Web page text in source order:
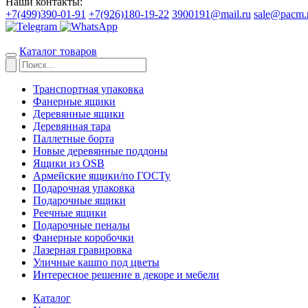
+7(499)390-01-91 +7(926)180-19-22 3900191@mail.ru
Каталог товаров
Транспортная упаковка
Фанерные ящики
Деревянные ящики
Деревянная тара
Паллетные борта
Новые деревянные поддоны
Ящики из OSB
Армейские ящики/по ГОСТу
Подарочная упаковка
Подарочные ящики
Реечные ящики
Подарочные пеналы
Фанерные коробочки
Лазерная гравировка
Уличные кашпо под цветы
Интересное решение в декоре и мебели
Каталог